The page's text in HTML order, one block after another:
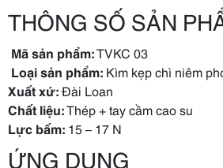
THÔNG SỐ SẢN
Mã sản phẩm:TVKC 03
Loại sản phẩm: Kìm kẹp chì niêm
Xuất xứ:Đài Loan
Chất liệu:Thép + tay cầm cao su
Lực bấm: 15 – 17 N
ỨNG DỤNG